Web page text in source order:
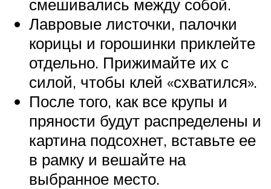
смешивались между собой.
Лавровые листочки, палочки
корицы и горошинки приклейте
отдельно. Прижимайте их с
силой, чтобы клей «схватился».
После того, как все крупы и
пряности будут распределены и
картина подсохнет, вставьте ее
в рамку и вешайте на
выбранное место.